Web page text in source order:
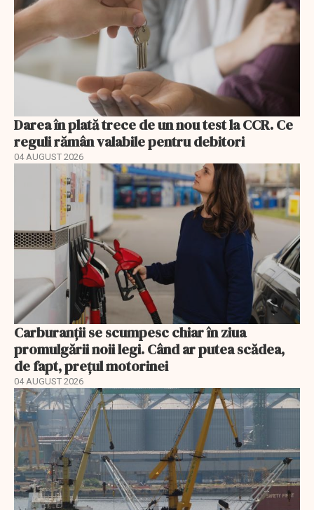
Darea în plată trece de un nou test la CCR. Ce
reguli rămân valabile pentru debitori
04 AUGUST 2026
Carburanții se scumpesc chiar în ziua
promulgării noii legi. Când ar putea scădea,
de fapt, prețul motorinei
04 AUGUST 2026